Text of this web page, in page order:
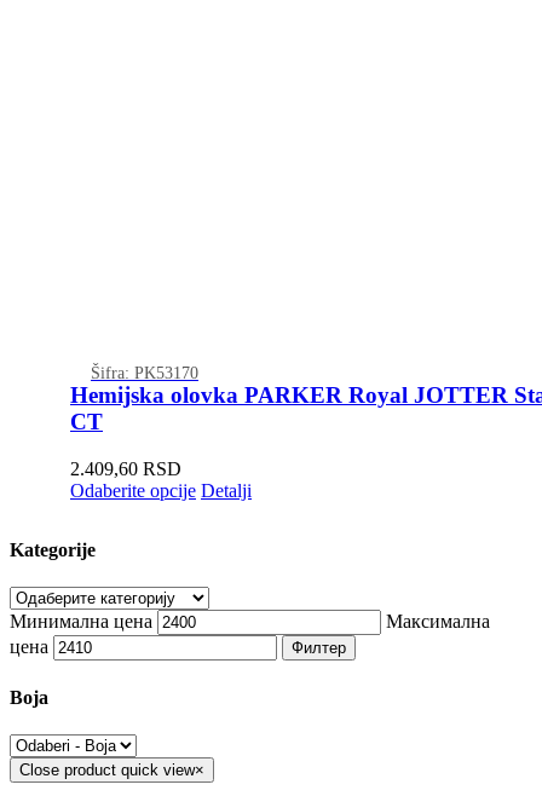
Šifra: PK53170
Hemijska olovka PARKER Royal JOTTER
CT
2.409,60 RSD
Odaberite opcije Detalji
Kategorije
Минимална цена
Максимална
цена
Филтер
Boja
Close product quick view×